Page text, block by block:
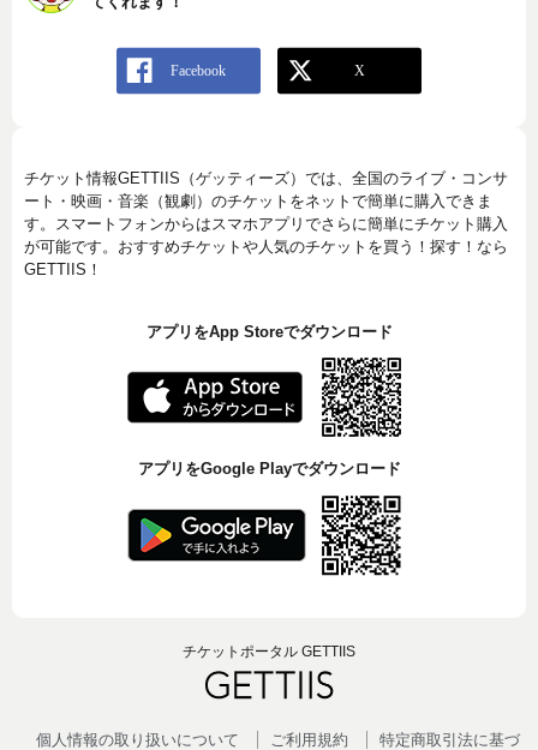
チケット情報GETTIIS（ゲッティーズ）では、全国のライブ・コンサ
ート・映画・音楽（観劇）のチケットをネットで簡単に購入できま
す。スマートフォンからはスマホアプリでさらに簡単にチケット購入
が可能です。おすすめチケットや人気のチケットを買う！探す！なら
GETTIIS！
アプリをApp Storeでダウンロード
アプリをGoogle Playでダウンロード
チケットポータル GETTIIS
個人情報の取り扱いについて ご利用規約 特定商取引法に基づ